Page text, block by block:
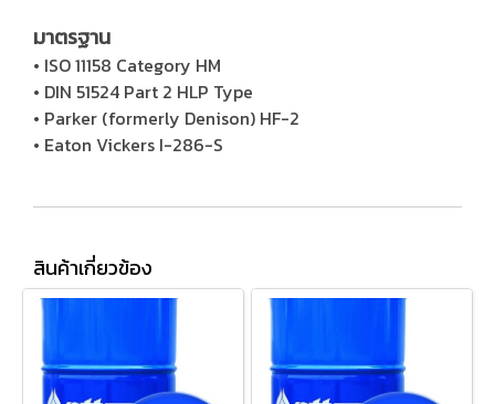
มาตรฐาน
• ISO 11158 Category HM
• DIN 51524 Part 2 HLP Type
• Parker (formerly Denison) HF-2
• Eaton Vickers I-286-S
สินค้าเกี่ยวข้อง